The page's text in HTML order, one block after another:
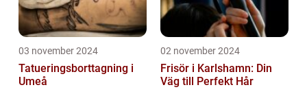
03 november 2024
Tatueringsborttagning i
Umeå
02 november 2024
Frisör i Karlshamn: Din
Väg till Perfekt Hår